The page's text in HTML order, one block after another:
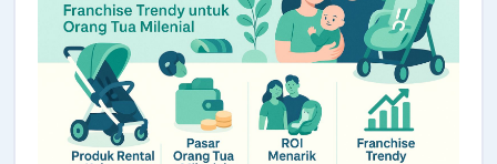
seputar kemitraan, bisnis, dan outlet.
Cara Jadi Mitra
Lihat Outlet Cek Budget
Belajar Bisnis